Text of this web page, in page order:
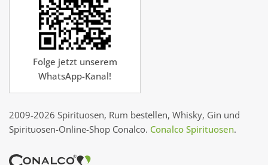
Folge jetzt unserem
WhatsApp-Kanal!
2009-2026 Spirituosen, Rum bestellen, Whisky, Gin und
Spirituosen-Online-Shop Conalco. Conalco Spirituosen.